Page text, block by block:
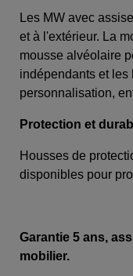
Les MW avec
et à l'extérieur. La
mousse alvéolaire
indépendants et les
personnalisation,
Protection et
Housses de
disponibles pour
Garantie 5 ans,
mobilier.